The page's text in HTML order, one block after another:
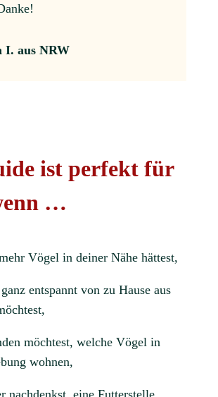
I. aus NRW
ist perfekt für
…
Vögel in deiner Nähe hättest,
entspannt von zu Hause aus
möchtest, welche Vögel in
wohnen,
nachdenkst, eine Futterstelle